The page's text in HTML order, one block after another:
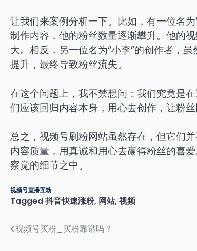
让我们来案例分析一下。比如，有一位名
制作内容，他的粉丝数量逐渐攀升。他的
大。相反，另一位名为“小李”的创作者，
提升，最终导致粉丝流失。
在这个问题上，我不禁想问：我们究竟是
们应该回归内容本身，用心去创作，让粉
总之，视频号刷粉网站虽然存在，但它们
内容质量，用真诚和用心去赢得粉丝的喜
察觉的细节之中。
视频号直播互动
Tagged抖音快速涨粉, 网站,视频
文视频号买粉_买粉靠谱吗？